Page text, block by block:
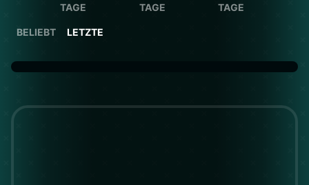
TAGE
TAGE
TAGE
BELIEBT LETZTE